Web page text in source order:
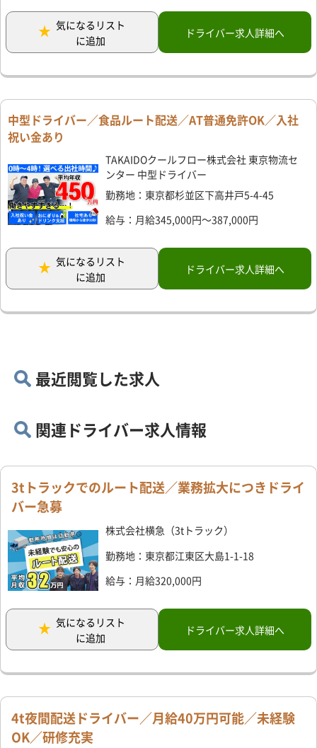
気になるリスト
に追加
ドライバー求人詳細へ
中型ドライバー／食品ルート配送／AT普通免許OK／入社
祝い金あり
TAKAIDOクールフロー株式会社 東京物流セ
ンター 中型ドライバー
勤務地：東京都杉並区下高井戸5-4-45
給与：月給345,000円～387,000円
気になるリスト
に追加
ドライバー求人詳細へ
最近閲覧した求人
関連ドライバー求人情報
3tトラックでのルート配送／業務拡大につきドライ
バー急募
株式会社横急（3tトラック）
勤務地：東京都江東区大島1-1-18
給与：月給320,000円
気になるリスト
に追加
ドライバー求人詳細へ
4t夜間配送ドライバー／月給40万円可能／未経験
OK／研修充実